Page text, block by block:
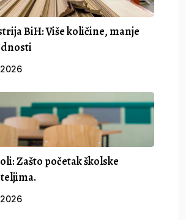
BiH: Više količine, manje
Zašto početak školske